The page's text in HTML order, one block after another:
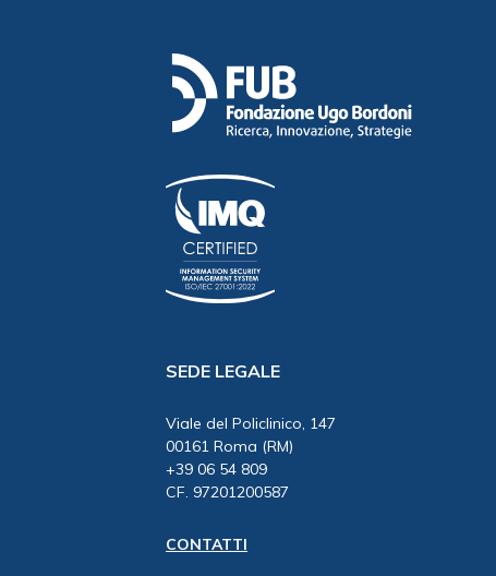
SEDE LEGALE
Viale del Policlinico, 147
00161 Roma (RM)
+39 06 54 809
CF. 97201200587
CONTATTI